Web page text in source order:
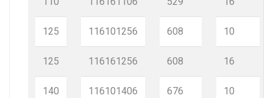
125
125
140
116101256
116161256
116101406
608
608
676
10
16
10